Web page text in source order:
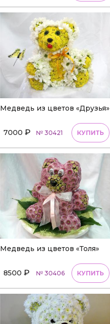
Медведь из цветов «Друзья»
7000 ₽ № 30421 КУПИТЬ
Медведь из цветов «Толя»
8500 ₽ № 30406 КУПИТЬ